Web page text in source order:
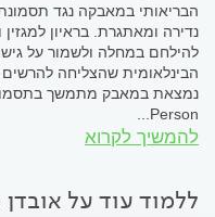
הבריאותי במאבקה נגד
נדירה ומאתגרת. בראיון
להילחם במחלה ולשמור על
הבינלאומית שהצליחה
Person...
להמשיך לקרוא
ללמוד עוד על אובדן